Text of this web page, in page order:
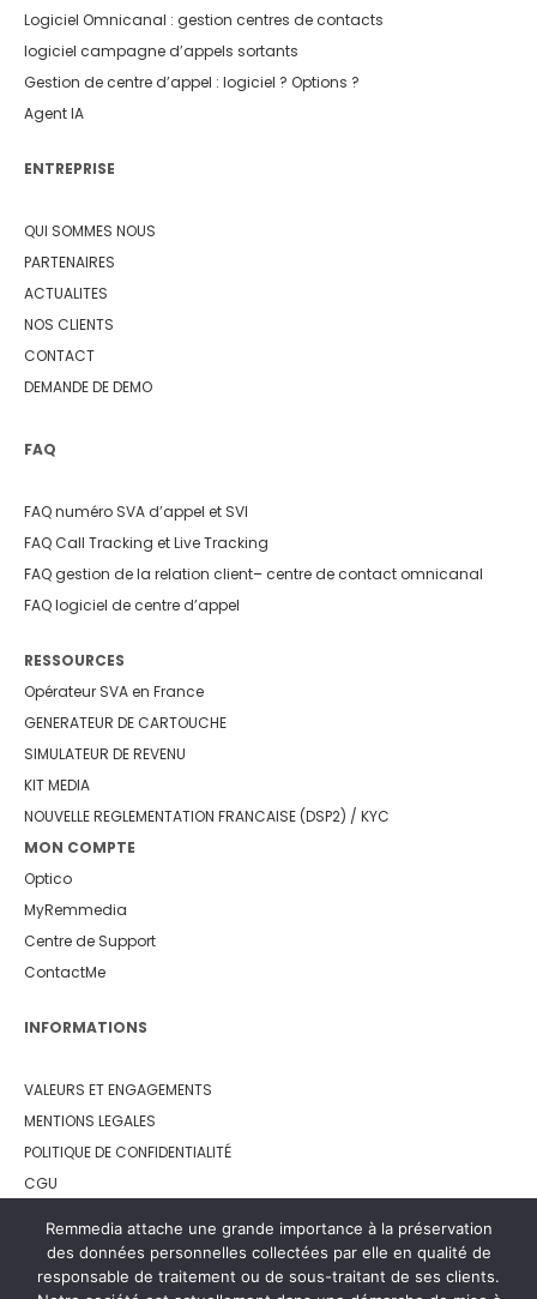
Logiciel Omnicanal : gestion centres de contacts
logiciel campagne d’appels sortants
Gestion de centre d’appel : logiciel ? Options ?
Agent IA
ENTREPRISE
QUI SOMMES NOUS
PARTENAIRES
ACTUALITES
NOS CLIENTS
CONTACT
DEMANDE DE DEMO
FAQ
FAQ numéro SVA d’appel et SVI
FAQ Call Tracking et Live Tracking
FAQ gestion de la relation client– centre de contact omnicanal
FAQ logiciel de centre d’appel
RESSOURCES
Opérateur SVA en France
GENERATEUR DE CARTOUCHE
SIMULATEUR DE REVENU
KIT MEDIA
NOUVELLE REGLEMENTATION FRANCAISE (DSP2) / KYC
MON COMPTE
Optico
MyRemmedia
Centre de Support
ContactMe
INFORMATIONS
VALEURS ET ENGAGEMENTS
MENTIONS LEGALES
POLITIQUE DE CONFIDENTIALITÉ
CGU
Remmedia attache une grande importance à la préservation
des données personnelles collectées par elle en qualité de
responsable de traitement ou de sous-traitant de ses clients.